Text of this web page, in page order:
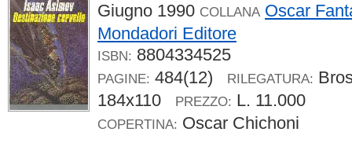
Giugno 1990 COLLANA Oscar
Mondadori Editore
ISBN: 8804334525
PAGINE: 484(12) RILEGATURA:
184x110
PREZZO: L. 11.000
COPERTINA: Oscar Chichoni